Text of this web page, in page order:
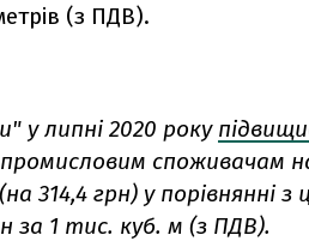
(з ПДВ).
у липні 2020 року
споживачам
314,4 грн) у порівнянні
за 1 тис. куб. м (з ПДВ).